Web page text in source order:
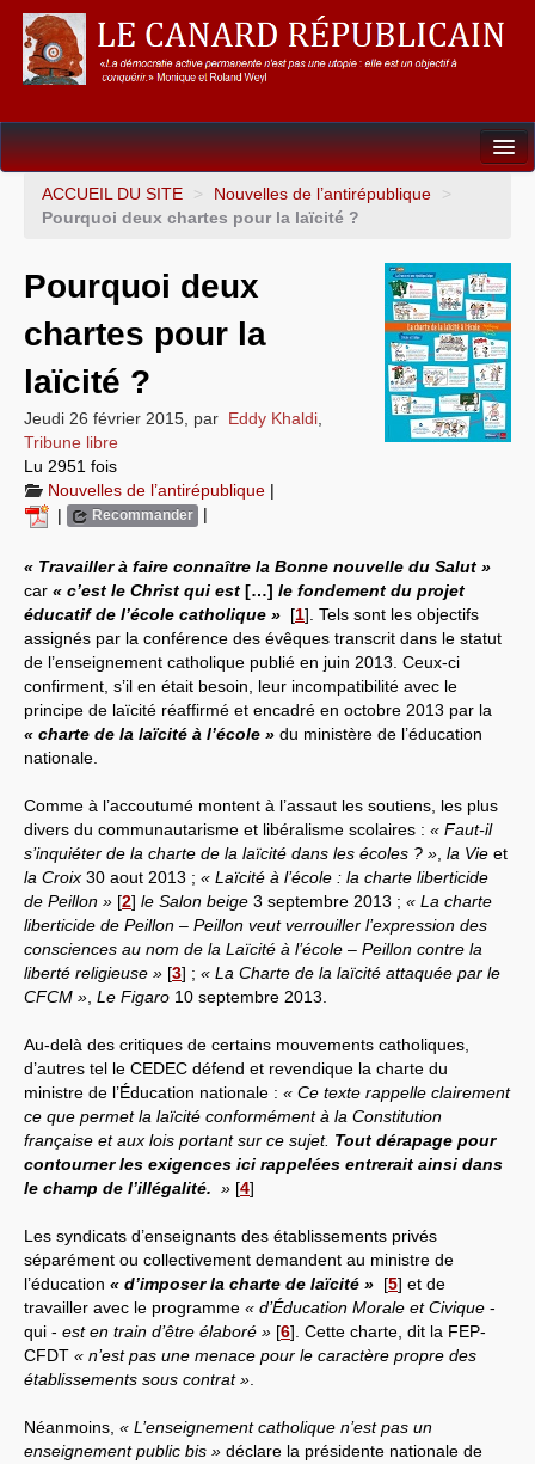
Dossiers
Points de repères
Un éléphant, ça trompe énormément !
Gouvernance mondiale & mondialisation
International
Résistances
L’Empire américain
Systèmes & société sous contrôle
Nouvelles de l’antirépublique
Crises "Covid-19 & H1N1"
Guerre en Ukraine
ACCUEIL DU SITE > Nouvelles de l’antirépublique
>
Pourquoi deux chartes pour la laïcité ?
Pourquoi deux
chartes pour la
laïcité ?
Jeudi 26 février 2015 par Eddy Khaldi
Tribune libre
Lu 2951 fois
Nouvelles de l’antirépublique |
|
Recommander |
« Travailler à faire connaître la Bonne nouvelle du Salut »
car « c’est le Christ qui est […] le fondement du projet
éducatif de l’école catholique » [1] . Tels sont les objectifs
assignés par la conférence des évêques transcrit dans le statut
de l’enseignement catholique publié en juin 2013. Ceux-ci
confirment, s’il en était besoin, leur incompatibilité avec le
principe de laïcité réaffirmé et encadré en octobre 2013 par la
« charte de la laïcité à l’école » du ministère de l’éducation
nationale.
Comme à l’accoutumé montent à l’assaut les soutiens, les plus
divers du communautarisme et libéralisme scolaires : « Faut-il
s’inquiéter de la charte de la laïcité dans les écoles ? » la Vie et
la Croix 30 aout 2013 ; « Laïcité à l’école : la charte liberticide
de Peillon » [2] le Salon beige 3 septembre 2013 ; « La charte
liberticide de Peillon – Peillon veut verrouiller l’expression des
consciences au nom de la Laïcité à l’école – Peillon contre la
liberté religieuse » [3] ; « La Charte de la laïcité attaquée par le
CFCM » Le Figaro 10 septembre 2013.
Au-delà des critiques de certains mouvements catholiques,
d’autres tel le CEDEC défend et revendique la charte du
ministre de l’Éducation nationale : « Ce texte rappelle clairement
ce que permet la laïcité conformément à la Constitution
française et aux lois portant sur ce sujet. Tout dérapage pour
contourner les exigences ici rappelées entrerait ainsi dans
le champ de l’illégalité. » [4]
Les syndicats d’enseignants des établissements privés
séparément ou collectivement demandent au ministre de
l’éducation « d’imposer la charte de laïcité » [5] et de
travailler avec le programme « d’Éducation Morale et Civique -
qui - est en train d’être élaboré » [6] . Cette charte, dit la FEP-
CFDT « n’est pas une menace pour le caractère propre des
établissements sous contrat »
Néanmoins, « L’enseignement catholique n’est pas un
enseignement public bis » déclare la présidente nationale de